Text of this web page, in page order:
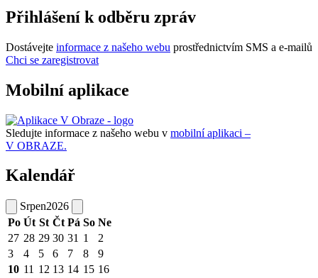
Přihlášení k odběru zpráv
Dostávejte informace z našeho webu prostřednictvím SMS a e-mailů
Chci se zaregistrovat
Mobilní aplikace
Sledujte informace z našeho webu v mobilní aplikaci –
V OBRAZE.
Kalendář
Srpen2026
Po Út St Čt Pá So Ne
27 28 29 30 31 1
2
3
4 5 6 7 8
9
10 11 12 13 14 15 16